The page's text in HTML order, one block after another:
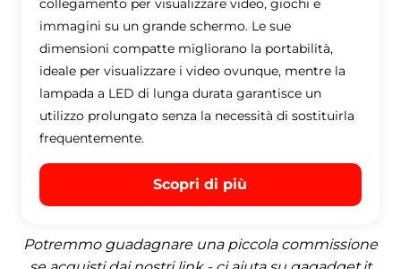
collegamento per visualizzare video, giochi e
immagini su un grande schermo. Le sue
dimensioni compatte migliorano la portabilità,
ideale per visualizzare i video ovunque, mentre la
lampada a LED di lunga durata garantisce un
utilizzo prolungato senza la necessità di sostituirla
frequentemente.
Scopri di più
Potremmo guadagnare una piccola commissione